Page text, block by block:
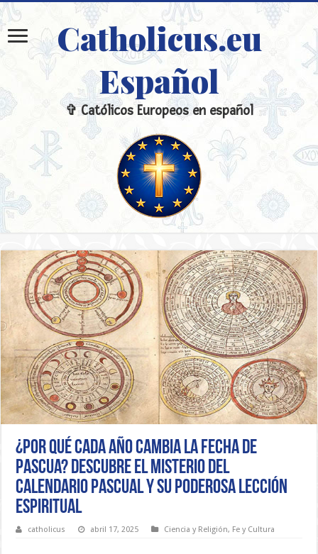
Catholicus.eu
Español
✞ Católicos Europeos en español
¿Por qué cada año cambia la fecha de
Pascua? Descubre el misterio del
calendario pascual y su poderosa lección
espiritual
catholicus abril 17, 2025 Ciencia y Religión, Fe y Cultura